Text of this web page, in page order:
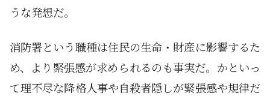
うな発想だ。
消防署という職種は住民の生命・財産に影響するた
め、より緊張感が求められるのも事実だ。かといっ
て理不尽な降格人事や自殺者隠しが緊張感や規律だ